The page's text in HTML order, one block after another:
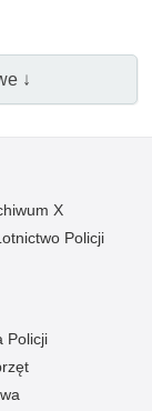
↓
X
Policji
Policji